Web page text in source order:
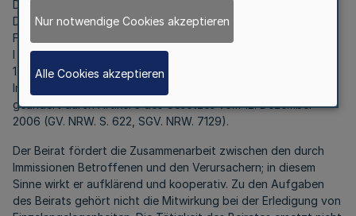
Die Beratung erstreckt sich insbesondere auf die
Durchführung desBundes-Immissionsschutzgesetzes
Fassung der Bekanntmachung vom 19. September 2002 (BGBl.
I S. 3622), zuletzt geändert durch Artikel 3 des Gesetzes vom
1. März 2011 (BGBl. I S. 282), und des Landes-
Immissionsschutzgesetzes vom 18. März 1975, zuletzt
geändert durch Artikel 3 des Gesetzes vom 12. Dezember
2006 (GV. NRW. S. 622, SGV. NRW. 7129).
Der Beirat fördert die Zusammenarbeit zwischen den durch
Immissionen Betroffenen und den Verursachern; in diesem
Sinne wirkt er aufklärend und kooperativ. Zu den Aufgaben
des Beirats gehört nicht die Mitwirkung bei der Erledigung von
Nur notwendige Cookies akzeptieren
Alle Cookies akzeptieren